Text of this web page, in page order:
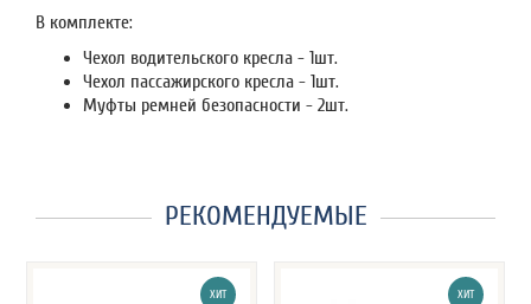
В комплекте:
Чехол водительского кресла - 1шт.
Чехол пассажирского кресла - 1шт.
Муфты ремней безопасности - 2шт.
РЕКОМЕНДУЕМЫЕ
ХИТ ХИТ